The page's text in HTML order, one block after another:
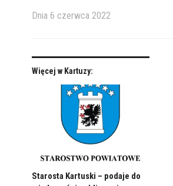
Dnia 6 czerwca 2022
Więcej w Kartuzy:
Starosta Kartuski – podaje do